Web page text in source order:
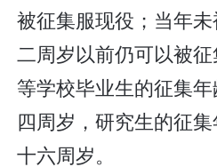
被征集服现役；当年
二周岁以前仍可以被
等学校毕业生的征集
四周岁，研究生的征
十六周岁。